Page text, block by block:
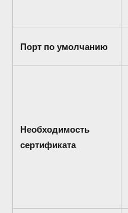
Порт по умолчанию
Необходимость
сертификата